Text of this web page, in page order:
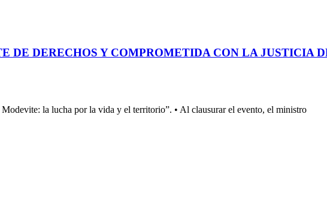
DE DERECHOS Y COMPROMETIDA CON LA JUSTICIA
la lucha por la vida y el territorio”. • Al clausurar el evento, el ministro